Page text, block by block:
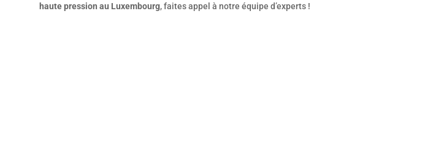
haute pression au Luxembourg, faites appel à notre équipe d’experts !